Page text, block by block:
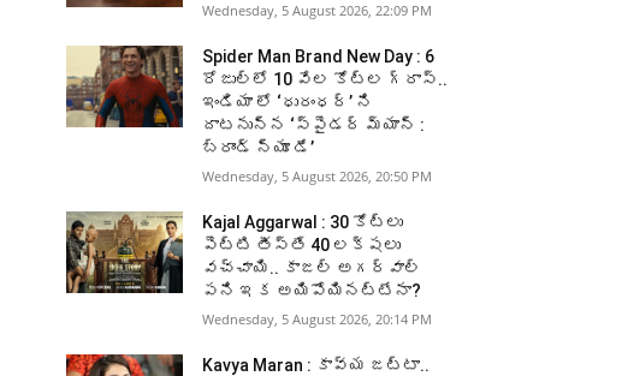
Wednesday, 5 August 2026, 22:09 PM
Spider Man Brand New Day : 6
రోజుల్లో 10 వేల కోట్ల గ్రాస్..
ఇండియా లో ‘ధురంధర్’ ని
దాటనున్న ‘స్పైడర్ మ్యాన్ :
బ్రాండ్ న్యూ డే’
Wednesday, 5 August 2026, 20:50 PM
Kajal Aggarwal : 30 కోట్లు
పెట్టి తీస్తే 40 లక్షలు
వచ్చాయి.. కాజల్ అగర్వాల్
పని ఇక అయిపోయినట్టేనా?
Wednesday, 5 August 2026, 20:14 PM
Kavya Maran : కావ్య జట్టా..